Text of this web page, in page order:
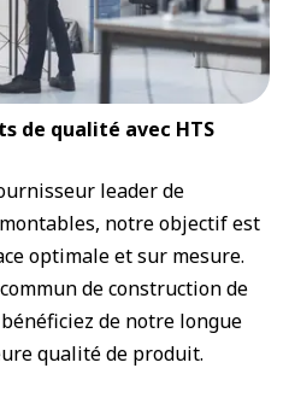
de qualité avec HTS
leader de
notre objectif est
optimale et sur mesure.
de construction de
de notre longue
qualité de produit.